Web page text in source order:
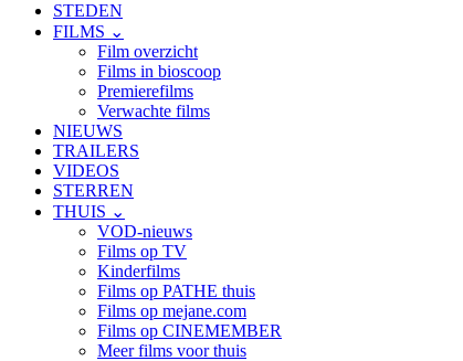
STEDEN
FILMS ⌄
Film overzicht
Films in bioscoop
Premierefilms
Verwachte films
NIEUWS
TRAILERS
VIDEOS
STERREN
THUIS ⌄
VOD-nieuws
Films op TV
Kinderfilms
Films op PATHE thuis
Films op mejane.com
Films op CINEMEMBER
Meer films voor thuis